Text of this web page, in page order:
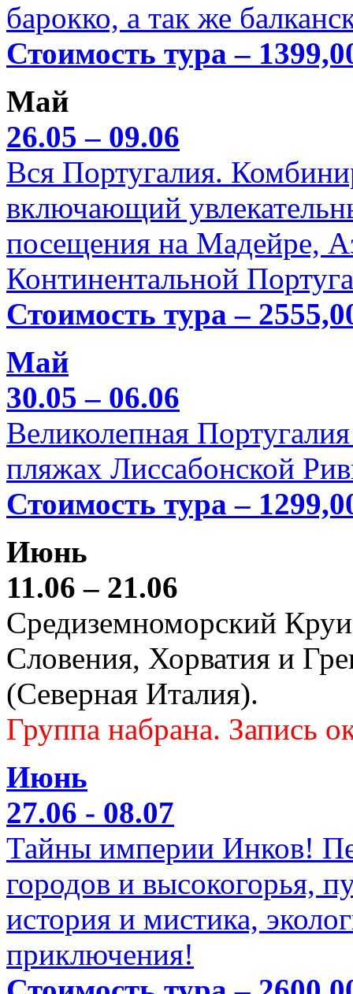
барокко, а так же
Стоимость тура –
Май
26.05 – 09.06
Вся Португалия.
включающий
посещения на Мадейре,
Континентальной
Стоимость тура –
Май
30.05 – 06.06
Великолепная
пляжах Лиссабонской
Стоимость тура –
Июнь
11.06 – 21.06
Средиземноморский
Словения, Хорватия и
(Северная Италия).
Группа набрана. Запись
Июнь
27.06 - 08.07
Тайны империи Инков!
городов и высокогорья,
история и мистика,
приключения!